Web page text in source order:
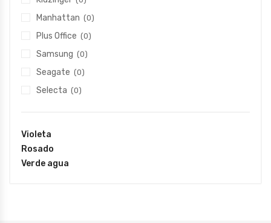
Manhattan (0)
Plus Office (0)
Samsung (0)
Seagate (0)
Selecta (0)
Violeta
Rosado
Verde agua